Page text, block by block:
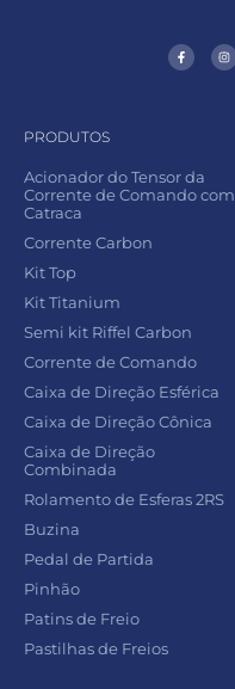
PRODUTOS
Acionador do Tensor da
Corrente de Comando com
Catraca
Corrente Carbon
Kit Top
Kit Titanium
Semi kit Riffel Carbon
Corrente de Comando
Caixa de Direção Esférica
Caixa de Direção Cônica
Caixa de Direção
Combinada
Rolamento de Esferas 2RS
Buzina
Pedal de Partida
Pinhão
Patins de Freio
Pastilhas de Freios